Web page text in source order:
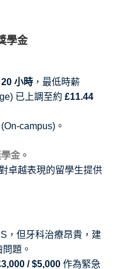
學金
20 小時 ，最低時薪
已上調至約 £11.44
campus)。
金 。
卓越表現的留學生提供
，但牙科治療昂貴，建
題。
/ $5,000 作為緊急